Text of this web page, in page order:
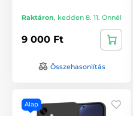
Raktáron, kedden 8. 11. Önnél
9 000 Ft
Összehasonlítás
Alap